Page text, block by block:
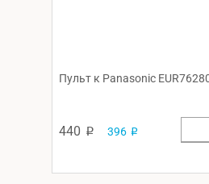
Пульт к Panasonic
440 p 396 p